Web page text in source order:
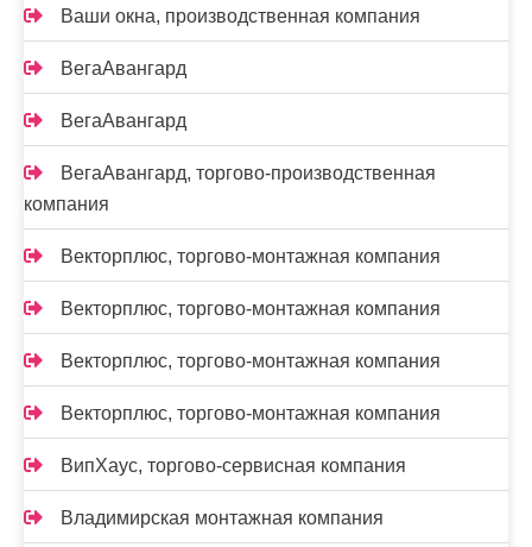
Ваши окна, производственная компания
ВегаАвангард
ВегаАвангард
ВегаАвангард, торгово-производственная
компания
Векторплюс, торгово-монтажная компания
Векторплюс, торгово-монтажная компания
Векторплюс, торгово-монтажная компания
Векторплюс, торгово-монтажная компания
ВипХаус, торгово-сервисная компания
Владимирская монтажная компания